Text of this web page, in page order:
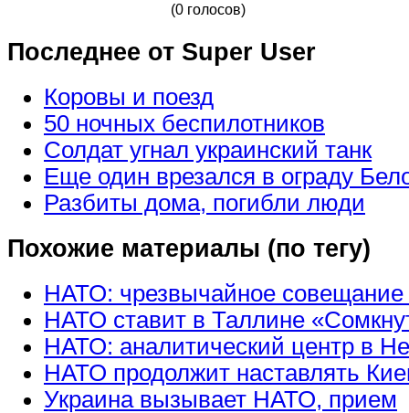
(0 голосов)
Последнее от Super User
Коровы и поезд
50 ночных беспилотников
Солдат угнал украинский танк
Еще один врезался в ограду
Разбиты дома, погибли люди
Похожие материалы (по тегу)
НАТО: чрезвычайное совещание
НАТО ставит в Таллине
НАТО: аналитический центр в
НАТО продолжит наставлять
Украина вызывает НАТО, прием